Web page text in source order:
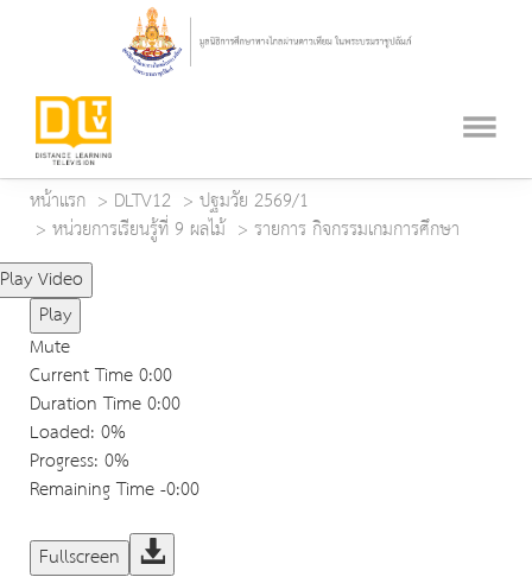
หน้าแรก DLTV12
ปฐมวัย 2569/1
หน่วยการเรียนรู้ที่ 9 ผลไม้
รายการ กิจกรรมเกมการศึกษา
Play Video
Play
Mute
Current Time0:00
Duration Time0:00
Loaded: 0%
Progress: 0%
Remaining Time-0:00
Fullscreen